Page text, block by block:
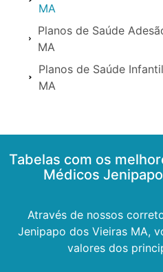
MA
Planos de Saúde
MA
Planos de Saúde
MA
Tabelas com os
Médicos
Através de nossos
Jenipapo dos Vieiras MA,
valores dos